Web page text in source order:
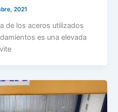
2021
de los aceros utilizados
es una elevada